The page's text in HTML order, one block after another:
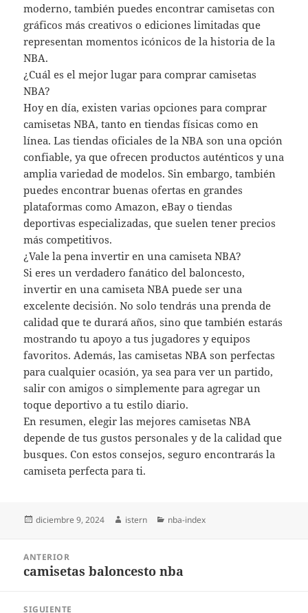
moderno, también puedes encontrar camisetas con
gráficos más creativos o ediciones limitadas que
representan momentos icónicos de la historia de la
NBA.
¿Cuál es el mejor lugar para comprar camisetas
NBA?
Hoy en día, existen varias opciones para comprar
camisetas NBA, tanto en tiendas físicas como en
línea. Las tiendas oficiales de la NBA son una opción
confiable, ya que ofrecen productos auténticos y una
amplia variedad de modelos. Sin embargo, también
puedes encontrar buenas ofertas en grandes
plataformas como Amazon, eBay o tiendas
deportivas especializadas, que suelen tener precios
más competitivos.
¿Vale la pena invertir en una camiseta NBA?
Si eres un verdadero fanático del baloncesto,
invertir en una camiseta NBA puede ser una
excelente decisión. No solo tendrás una prenda de
calidad que te durará años, sino que también estarás
mostrando tu apoyo a tus jugadores y equipos
favoritos. Además, las camisetas NBA son perfectas
para cualquier ocasión, ya sea para ver un partido,
salir con amigos o simplemente para agregar un
toque deportivo a tu estilo diario.
En resumen, elegir las mejores camisetas NBA
depende de tus gustos personales y de la calidad que
busques. Con estos consejos, seguro encontrarás la
camiseta perfecta para ti.
Publicado
diciembre 9, 2024 Autor
istern Categorías
nba-index
entradas
ANTERIOR
Entrada
camisetas baloncesto nba
SIGUIENTE